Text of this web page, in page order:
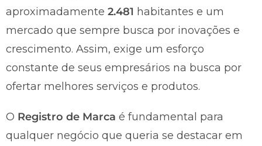
aproximadamente 2.481 habitantes e um
mercado que sempre busca por inovações e
crescimento. Assim, exige um esforço
constante de seus empresários na busca por
ofertar melhores serviços e produtos.
O Registro de Marca é fundamental para
qualquer negócio que queria se destacar em